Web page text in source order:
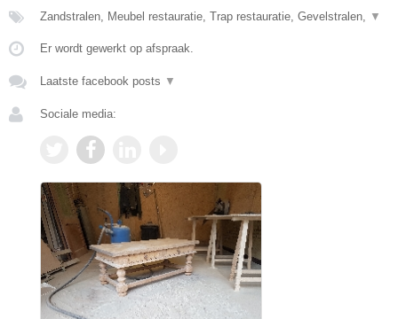
Zandstralen, Meubel restauratie, Trap restauratie, Gevelstralen, ▼
Er wordt gewerkt op afspraak.
Laatste facebook posts ▼
Sociale media: